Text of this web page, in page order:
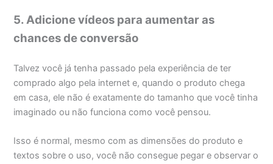
5. Adicione vídeos para aumentar as
chances de conversão
Talvez você já tenha passado pela experiência de ter
comprado algo pela internet e, quando o produto chega
em casa, ele não é exatamente do tamanho que você tinha
imaginado ou não funciona como você pensou.
Isso é normal, mesmo com as dimensões do produto e
textos sobre o uso, você não consegue pegar e observar o